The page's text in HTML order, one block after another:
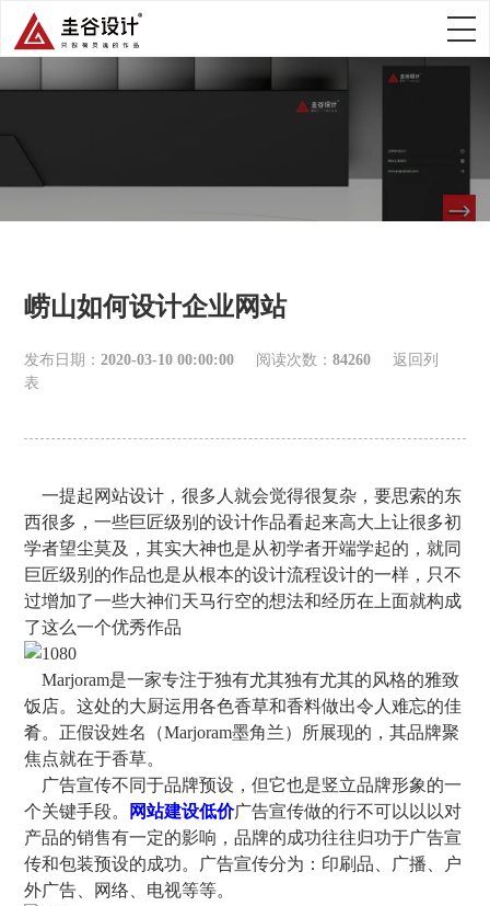
崂山如何设计企业网站
发布日期：2020-03-10 00:00:00 阅读次数：84260
返回列
表
一提起网站设计，很多人就会觉得很复杂，要思索的东
西很多，一些巨匠级别的设计作品看起来高大上让很多初
学者望尘莫及，其实大神也是从初学者开端学起的，就同
巨匠级别的作品也是从根本的设计流程设计的一样，只不
过增加了一些大神们天马行空的想法和经历在上面就构成
了这么一个优秀作品
Marjoram是一家专注于独有尤其独有尤其的风格的雅致
饭店。这处的大厨运用各色香草和香料做出令人难忘的佳
肴。正假设姓名（Marjoram墨角兰）所展现的，其品牌聚
焦点就在于香草。
广告宣传不同于品牌预设，但它也是竖立品牌形象的一
个关键手段。
网站建设低价广告宣传做的行不可以以以对
产品的销售有一定的影响，品牌的成功往往归功于广告宣
传和包装预设的成功。广告宣传分为：印刷品、广播、户
外广告、网络、电视等等。